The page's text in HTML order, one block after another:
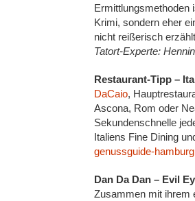
Ermittlungsmethoden
Krimi, sondern eher
nicht reißerisch
Tatort-Experte:
Restaurant-Tipp –
DaCaio,
Ascona, Rom oder
Sekundenschnelle
Italiens Fine Dining
genussguide-
Dan Da Dan – Evil
Zusammen mit ihrem